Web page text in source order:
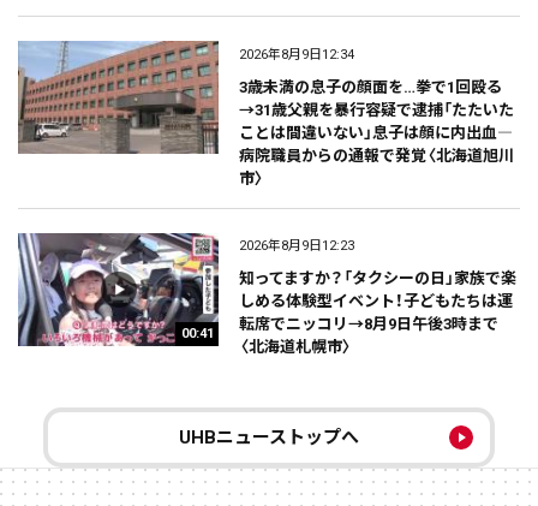
2026年8月9日12:34
3歳未満の息子の顔面を…拳で1回殴る
→31歳父親を暴行容疑で逮捕「たたいた
ことは間違いない」息子は顔に内出血―
病院職員からの通報で発覚〈北海道旭川
市〉
00:41
2026年8月9日12:23
知ってますか？「タクシーの日」家族で楽
しめる体験型イベント！子どもたちは運
転席でニッコリ→8月9日午後3時まで
〈北海道札幌市〉
UHBニューストップへ